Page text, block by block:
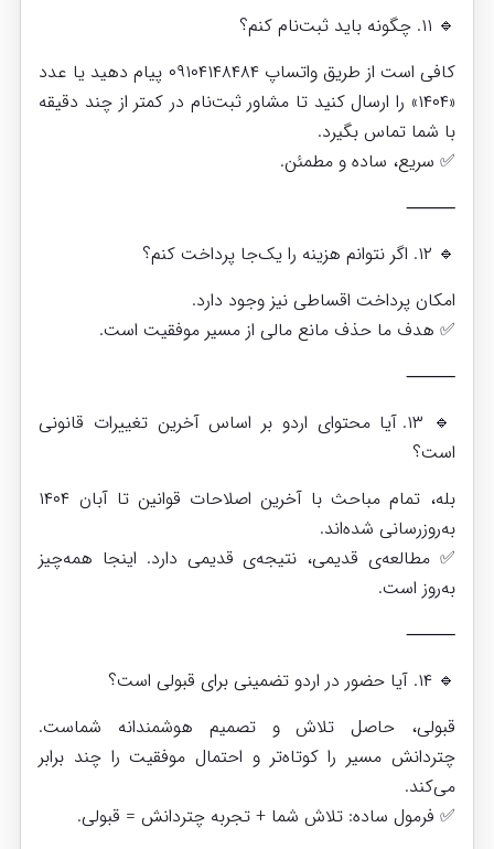
🔹 ۱۱. چگونه باید ثبت‌نام کنم؟
کافی است از طریق واتساپ ۰۹۱۰۴۱۴۸۴۸۴ پیام دهید یا عدد
«۱۴۰۴» را ارسال کنید تا مشاور ثبت‌نام در کمتر از چند دقیقه
با شما تماس بگیرد.
✅ سریع، ساده و مطمئن.
⸻
🔹 ۱۲. اگر نتوانم هزینه را یک‌جا پرداخت کنم؟
امکان پرداخت اقساطی نیز وجود دارد.
✅ هدف ما حذف مانع مالی از مسیر موفقیت است.
⸻
🔹 ۱۳. آیا محتوای اردو بر اساس آخرین تغییرات قانونی
است؟
بله، تمام مباحث با آخرین اصلاحات قوانین تا آبان ۱۴۰۴
به‌روزرسانی شده‌اند.
✅ مطالعه‌ی قدیمی، نتیجه‌ی قدیمی دارد. اینجا همه‌چیز
به‌روز است.
⸻
🔹 ۱۴. آیا حضور در اردو تضمینی برای قبولی است؟
قبولی، حاصل تلاش و تصمیم هوشمندانه شماست.
چتردانش مسیر را کوتاه‌تر و احتمال موفقیت را چند برابر
می‌کند.
✅ فرمول ساده: تلاش شما + تجربه چتردانش = قبولی.